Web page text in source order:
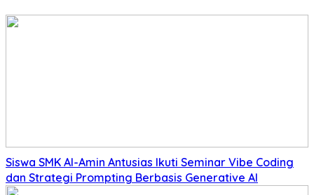
Siswa SMK Al-Amin Antusias Ikuti Seminar Vibe Coding
dan Strategi Prompting Berbasis Generative AI